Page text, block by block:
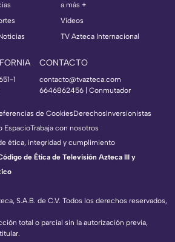
a más +
Videos
TV Azteca Internacional
1
CONTACTO
contacto@tvazteca.com
6646862456 | Conmutador
S.A.B. de C.V. Todos los derechos reservados,
total o parcial sin la autorización previa,
de CookiesDerechosInversionistas
EspacioTrabaja con nosotros
ética, integridad y cumplimiento
de Ética de Televisión Azteca III y